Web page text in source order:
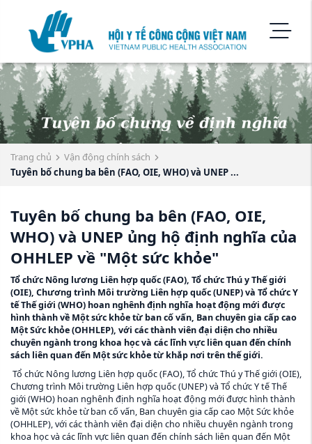
Trang chủ
Vận động chính sách
Tuyên bố chung ba bên (FAO, OIE, WHO) và UNEP ...
Tuyên bố chung ba bên (FAO, OIE,
WHO) và UNEP ủng hộ định nghĩa của
OHHLEP về "Một sức khỏe"
Tổ chức Nông lương Liên hợp quốc (FAO), Tổ chức Thú y Thế giới
(OIE), Chương trình Môi trường Liên hợp quốc (UNEP) và Tổ chức Y
tế Thế giới (WHO) hoan nghênh định nghĩa hoạt động mới được
hình thành về Một sức khỏe từ ban cố vấn, Ban chuyên gia cấp cao
Một Sức khỏe (OHHLEP), với các thành viên đại diện cho nhiều
chuyên ngành trong khoa học và các lĩnh vực liên quan đến chính
sách liên quan đến Một sức khỏe từ khắp nơi trên thế giới.
Tổ chức Nông lương Liên hợp quốc (FAO), Tổ chức Thú y Thế giới (OIE),
Chương trình Môi trường Liên hợp quốc (UNEP) và Tổ chức Y tế Thế
giới (WHO) hoan nghênh định nghĩa hoạt động mới được hình thành
về Một sức khỏe từ ban cố vấn, Ban chuyên gia cấp cao Một Sức khỏe
(OHHLEP), với các thành viên đại diện cho nhiều chuyên ngành trong
khoa học và các lĩnh vực liên quan đến chính sách liên quan đến Một